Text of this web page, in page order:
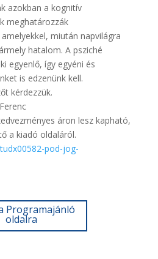
azokban a kognitív
meghatározzák
miután napvilágra
hatalom. A psziché
egyenlő, így egyéni és
is edzenünk kell.
kérdezzük.
áron lesz kapható,
a kiadó oldaláról.
pod-jog-
Programajánló
oldalra